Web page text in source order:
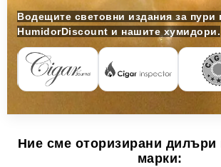
Водещите световни издания за пури
HumidorDiscount и нашите хумидори.
Ние сме оторизирани дилъри
марки: